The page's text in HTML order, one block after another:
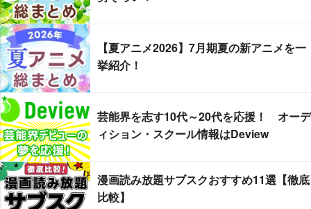
【夏アニメ2026】7月期夏の新アニメを一
挙紹介！
芸能界を志す10代～20代を応援！ オーデ
ィション・スクール情報はDeview
漫画読み放題サブスクおすすめ11選【徹底
比較】